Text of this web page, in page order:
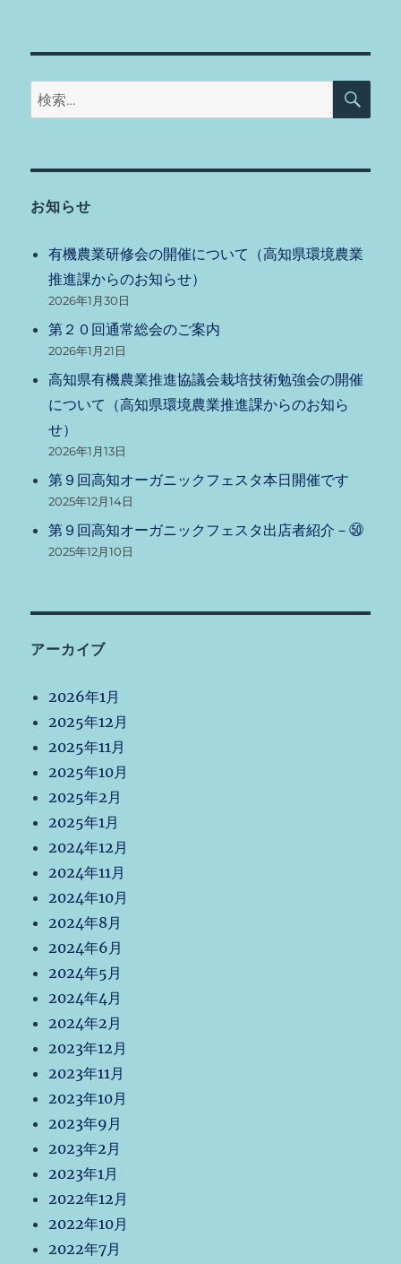
検
索:
検
お知らせ
有機農業研修会の開催について（高知県環境農業
推進課からのお知らせ）
2026年1月30日
第２０回通常総会のご案内
2026年1月21日
高知県有機農業推進協議会栽培技術勉強会の開催
について（高知県環境農業推進課からのお知ら
せ）
2026年1月13日
第９回高知オーガニックフェスタ本日開催です
2025年12月14日
第９回高知オーガニックフェスタ出店者紹介－㊿
2025年12月10日
アーカイブ
2026年1月
2025年12月
2025年11月
2025年10月
2025年2月
2025年1月
2024年12月
2024年11月
2024年10月
2024年8月
2024年6月
2024年5月
2024年4月
2024年2月
2023年12月
2023年11月
2023年10月
2023年9月
2023年2月
2023年1月
2022年12月
2022年10月
2022年7月